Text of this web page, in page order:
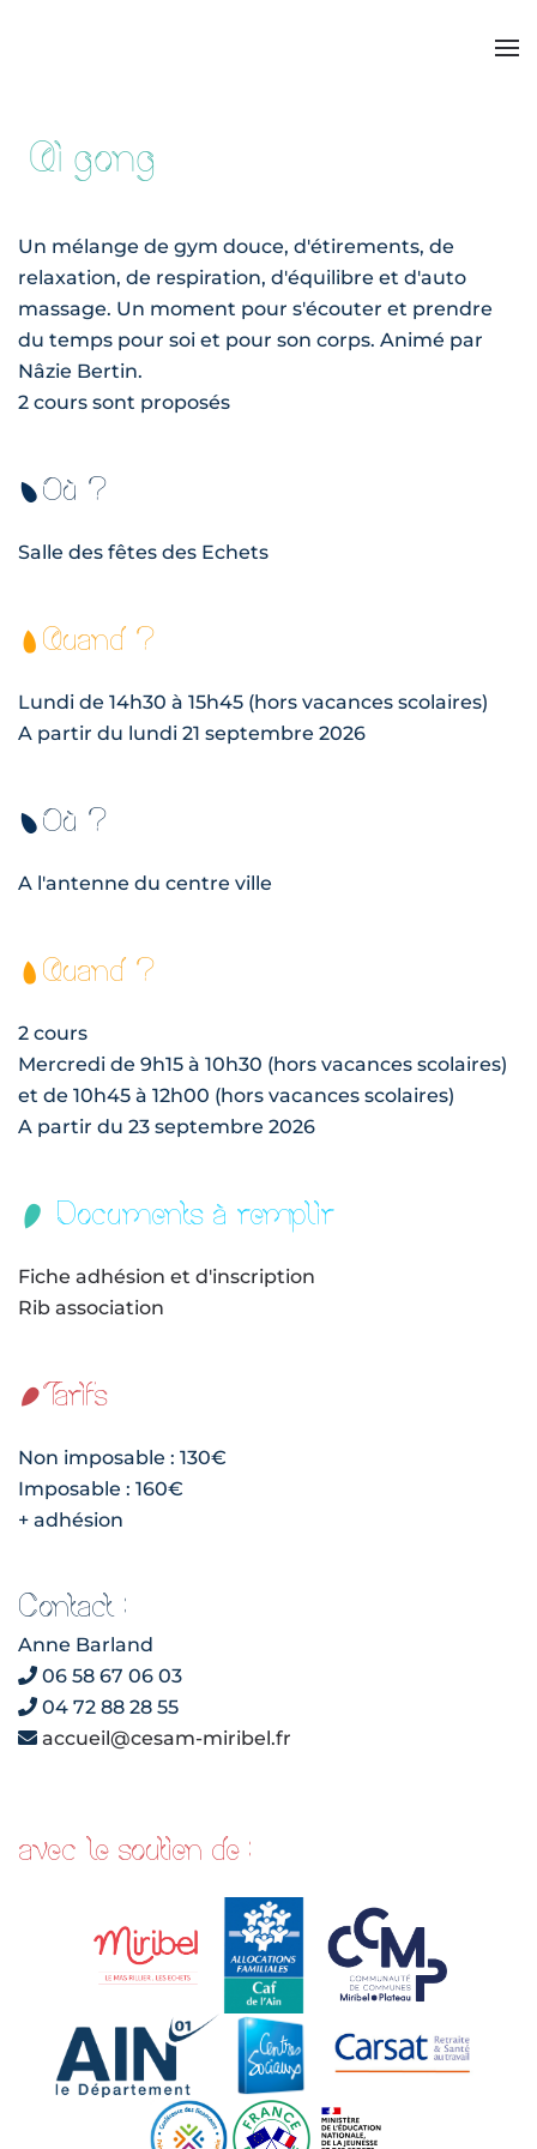
Qi gong
Un mélange de gym douce, d'étirements, de
relaxation, de respiration, d'équilibre et d'auto
massage. Un moment pour s'écouter et prendre
du temps pour soi et pour son corps. Animé par
Nâzie Bertin.
2 cours sont proposés
Où ?
Salle des fêtes des Echets
Quand ?
Lundi de 14h30 à 15h45 (hors vacances scolaires)
A partir du lundi 21 septembre 2026
Où ?
A l'antenne du centre ville
Quand ?
2 cours
Mercredi de 9h15 à 10h30 (hors vacances scolaires)
et de 10h45 à 12h00 (hors vacances scolaires)
A partir du 23 septembre 2026
Documents à remplir
Fiche adhésion et d'inscription
Rib association
Tarifs
Non imposable : 130€
Imposable : 160€
+ adhésion
Contact :
Anne Barland
06 58 67 06 03
04 72 88 28 55
accueil@cesam-miribel.fr
avec le soutien de :